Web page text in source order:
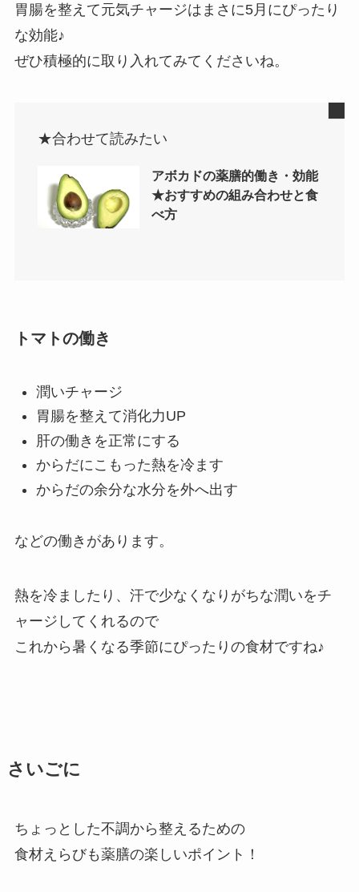
胃腸を整えて元気チャージはまさに5月にぴったり
な効能♪
ぜひ積極的に取り入れてみてくださいね。
★合わせて読みたい
アボカドの薬膳的働き・効能
★おすすめの組み合わせと食
べ方
トマトの働き
潤いチャージ
胃腸を整えて消化力UP
肝の働きを正常にする
からだにこもった熱を冷ます
からだの余分な水分を外へ出す
などの働きがあります。
熱を冷ましたり、汗で少なくなりがちな潤いをチ
ャージしてくれるので
これから暑くなる季節にぴったりの食材ですね♪
さいごに
ちょっとした不調から整えるための
食材えらびも薬膳の楽しいポイント！